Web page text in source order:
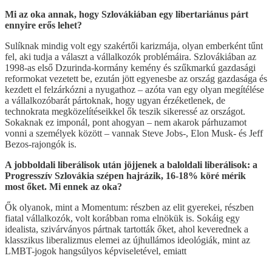
Mi az oka annak, hogy Szlovákiában egy libertariánus párt
ennyire erős lehet?
Sulíknak mindig volt egy szakértői karizmája, olyan emberként tűnt
fel, aki tudja a választ a vállalkozók problémáira. Szlovákiában az
1998-as első Dzurinda-kormány kemény és szűkmarkú gazdasági
reformokat vezetett be, ezután jött egyenesbe az ország gazdasága és
kezdett el felzárkózni a nyugathoz – azóta van egy olyan megítélése
a vállalkozóbarát pártoknak, hogy ugyan érzéketlenek, de
technokrata megközelítéseikkel ők teszik sikeressé az országot.
Sokaknak ez imponál, pont ahogyan – nem akarok párhuzamot
vonni a személyek között – vannak Steve Jobs-, Elon Musk- és Jeff
Bezos-rajongók is.
A jobboldali liberálisok után jöjjenek a baloldali liberálisok: a
Progresszív Szlovákia szépen hajrázik, 16-18% köré mérik
most őket. Mi ennek az oka?
Ők olyanok, mint a Momentum: részben az elit gyerekei, részben
fiatal vállalkozók, volt korábban roma elnökük is. Sokáig egy
idealista, szivárványos pártnak tartották őket, ahol keverednek a
klasszikus liberalizmus elemei az újhullámos ideológiák, mint az
LMBT-jogok hangsúlyos képviseletével, emiatt